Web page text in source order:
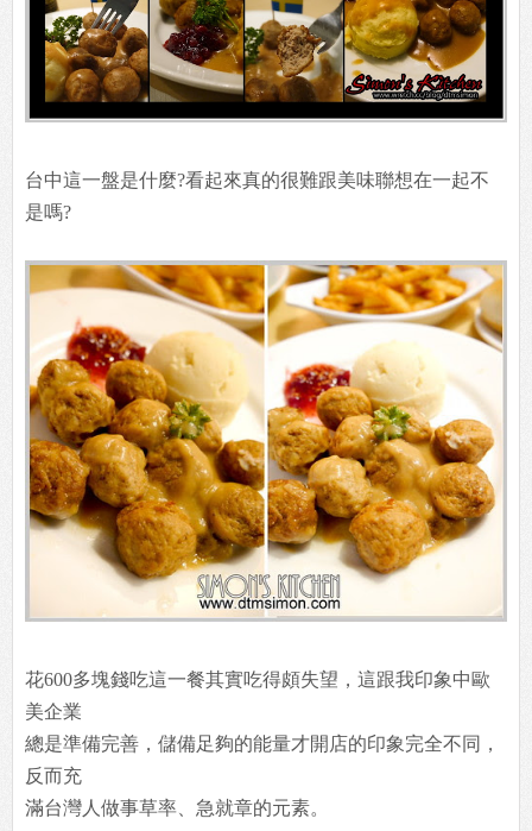
台中這一盤是什麼?看起來真的很難跟美味聯想在一起不
是嗎?
花600多塊錢吃這一餐其實吃得頗失望，這跟我印象中歐
美企業
總是準備完善，儲備足夠的能量才開店的印象完全不同，
反而充
滿台灣人做事草率、急就章的元素。